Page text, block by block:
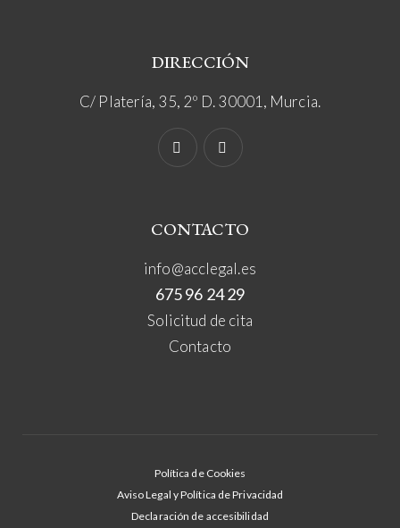
DIRECCIÓN
C/ Platería, 35, 2º D. 30001, Murcia.
CONTACTO
info@acclegal.es
675 96 24 29
Solicitud de cita
Contacto
Política de Cookies
Aviso Legal y Política de Privacidad
Declaración de accesibilidad